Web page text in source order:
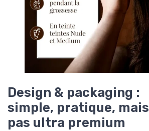
Design & packaging :
simple, pratique, mais
pas ultra premium